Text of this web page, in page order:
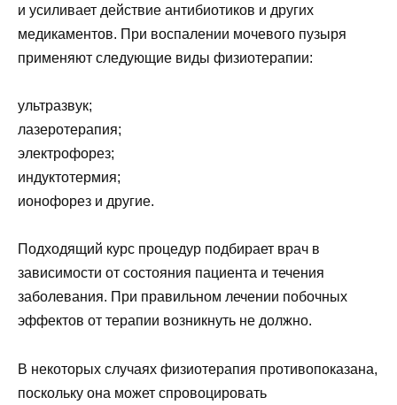
и усиливает действие антибиотиков и других
медикаментов. При воспалении мочевого пузыря
применяют следующие виды физиотерапии:
ультразвук;
лазеротерапия;
электрофорез;
индуктотермия;
ионофорез и другие.
Подходящий курс процедур подбирает врач в
зависимости от состояния пациента и течения
заболевания. При правильном лечении побочных
эффектов от терапии возникнуть не должно.
В некоторых случаях физиотерапия противопоказана,
поскольку она может спровоцировать